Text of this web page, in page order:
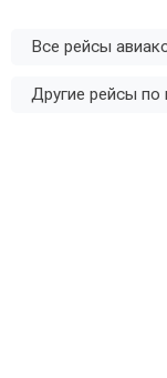
Все рейсы
Другие рейсы по